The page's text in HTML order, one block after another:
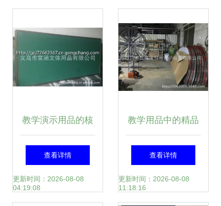
课堂教学展示活动
教学演示用品的核
心设备解析 专业教
学白板、绿板的卓
查看详情
更新时间：2026-08-08
04:19:08
教学用品中的精品
地理园教学模型凹
凸立体地球仪模型
查看详情
更新时间：2026-08-08
11:18:16